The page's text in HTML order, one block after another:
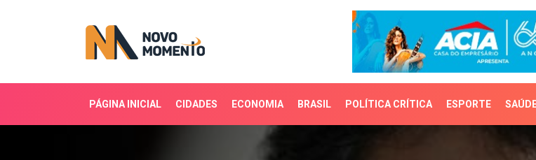
PÁGINA INICIAL CIDADES ECONOMIA BRASIL POLÍTICA CRÍTICA ESPORTE
TSE arquiva investigação de crime